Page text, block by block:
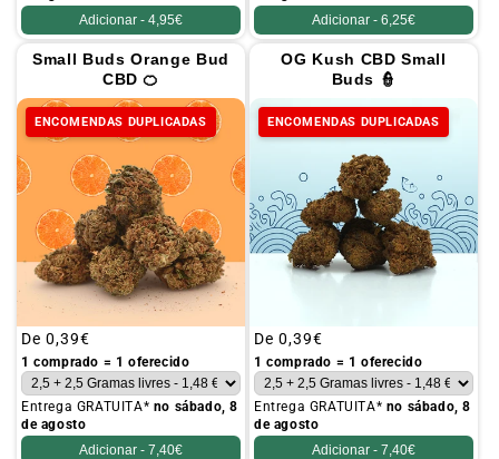
Adicionar - 4,95€
Adicionar - 6,25€
Small Buds Orange Bud
CBD 🍊
ENCOMENDAS DUPLICADAS
Preço
habitual
De 0,39€
1 comprado = 1 oferecido
Entrega GRATUITA* no sábado, 8
de agosto
Adicionar - 7,40€
OG Kush CBD Small
Buds 👮
ENCOMENDAS DUPLICADAS
Preço
habitual
De 0,39€
1 comprado = 1 oferecido
Entrega GRATUITA* no sábado, 8
de agosto
Adicionar - 7,40€